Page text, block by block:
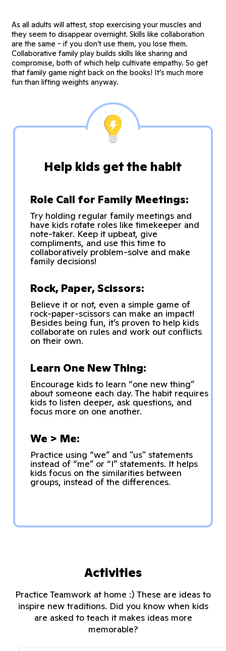
As all adults will attest, stop exercising your muscles and
they seem to disappear overnight. Skills like collaboration
are the same - if you don’t use them, you lose them.
Collaborative family play builds skills like sharing and
compromise, both of which help cultivate empathy. So get
that family game night back on the books! It’s much more
fun than lifting weights anyway.
Help kids get the habit
Role Call for Family Meetings:
Try holding regular family meetings and
have kids rotate roles like timekeeper and
note-taker. Keep it upbeat, give
compliments, and use this time to
collaboratively problem-solve and make
family decisions!
Rock, Paper, Scissors:
Believe it or not, even a simple game of
rock-paper-scissors can make an impact!
Besides being fun, it’s proven to help kids
collaborate on rules and work out conflicts
on their own.
Learn One New Thing:
Encourage kids to learn “one new thing”
about someone each day. The habit requires
kids to listen deeper, ask questions, and
focus more on one another.
We > Me:
Practice using “we” and "us" statements
instead of “me” or “I” statements. It helps
kids focus on the similarities between
groups, instead of the differences.
Activities
Practice Teamwork at home :) These are ideas to
inspire new traditions. Did you know when kids
are asked to teach it makes ideas more
memorable?